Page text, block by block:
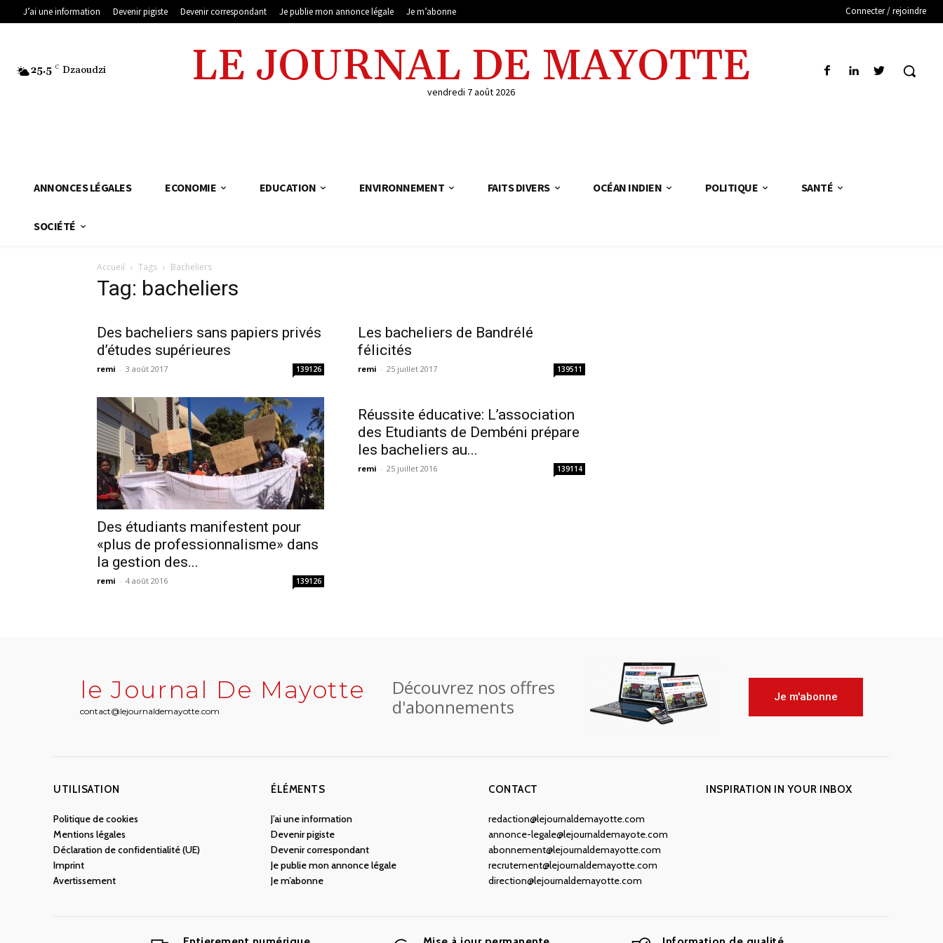
J’ai une information Devenir pigiste Devenir correspondant Je publie mon annonce légale Je m’abonne Connecter / rejoindre
25.5 C Dzaoudzi LE JOURNAL DE MAYOTTE
vendredi 7 août 2026
ANNONCES LÉGALES ECONOMIE EDUCATION ENVIRONNEMENT FAITS DIVERS OCÉAN INDIEN POLITIQUE SANTÉ
SOCIÉTÉ
Accueil Tags Bacheliers
Tag: bacheliers
Des bacheliers sans papiers privés
d’études supérieures
remi - 3 août 2017 139126
Les bacheliers de Bandrélé
félicités
remi - 25 juillet 2017 139511
Des étudiants manifestent pour
«plus de professionnalisme» dans
la gestion des...
remi - 4 août 2016 139126
Réussite éducative: L’association
des Etudiants de Dembéni prépare
les bacheliers au...
remi - 25 juillet 2016 139114
le Journal De Mayotte
contact@lejournaldemayotte.com
Découvrez nos offres
d'abonnements
Je m'abonne
UTILISATION
Politique de cookies
Mentions légales
Déclaration de confidentialité (UE)
Imprint
Avertissement
ÉLÉMENTS
J’ai une information
Devenir pigiste
Devenir correspondant
Je publie mon annonce légale
Je m’abonne
CONTACT
redaction@lejournaldemayotte.com
annonce-legale@lejournaldemayote.com
abonnement@lejournaldemayotte.com
recrutement@lejournaldemayotte.com
direction@lejournaldemayotte.com
INSPIRATION IN YOUR INBOX